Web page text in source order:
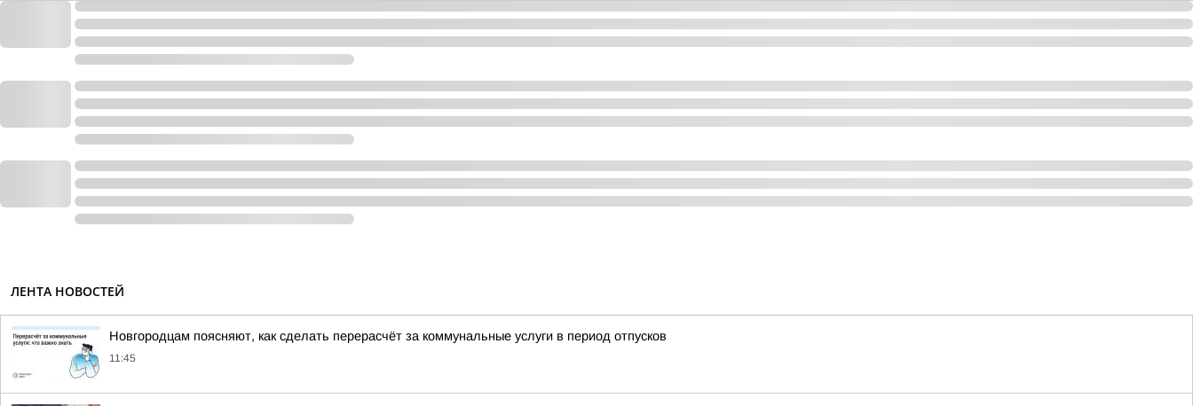
ЛЕНТА НОВОСТЕЙ
Новгородцам поясняют, как сделать перерасчёт за коммунальные услуги в период отпусков
11:45